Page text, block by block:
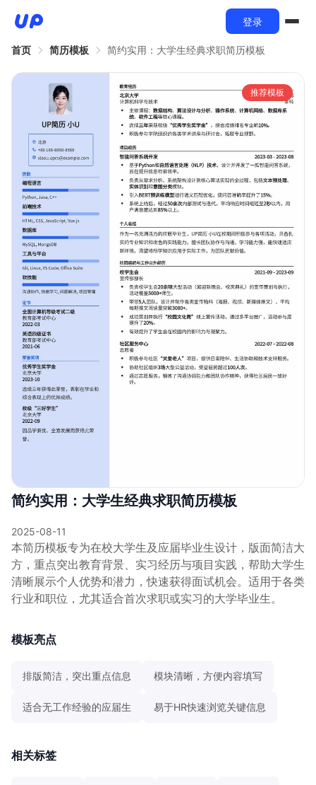
登录
首页 简历模板 简约实用：大学生经典求职简历模板
推荐模板
简约实用：大学生经典求职简历模板
2025-08-11
本简历模板专为在校大学生及应届毕业生设计，版面简洁大
方，重点突出教育背景、实习经历与项目实践，帮助大学生
清晰展示个人优势和潜力，快速获得面试机会。适用于各类
行业和职位，尤其适合首次求职或实习的大学毕业生。
模板亮点
排版简洁，突出重点信息 模块清晰，方便内容填写
适合无工作经验的应届生 易于HR快速浏览关键信息
相关标签